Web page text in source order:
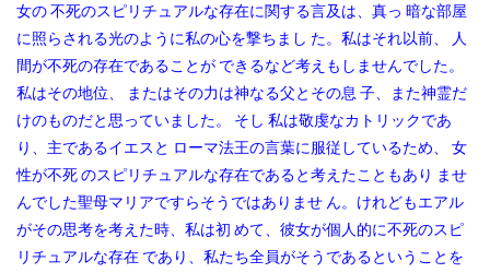
女の 不死のスピリチュアルな存在に関する言及は、真っ 暗な部屋
に照らされる光のように私の心を撃ちまし た。私はそれ以前、 人
間が不死の存在であることが できるなど考えもしませんでした。
私はその地位、 またはその力は神なる父とその息 子、また神霊だ
けのものだと思っていました。 そし 私は敬虔なカトリックであ
り、主であるイエスと ローマ法王の言葉に服従しているため、 女
性が不死 のスピリチュアルな存在であると考えたこともあり ませ
んでした聖母マリアですらそうではありませ ん。けれどもエアル
がその思考を考えた時、私は初 めて、彼女が個人的に不死のスピ
リチュアルな存在 であり、私たち全員がそうであるということを